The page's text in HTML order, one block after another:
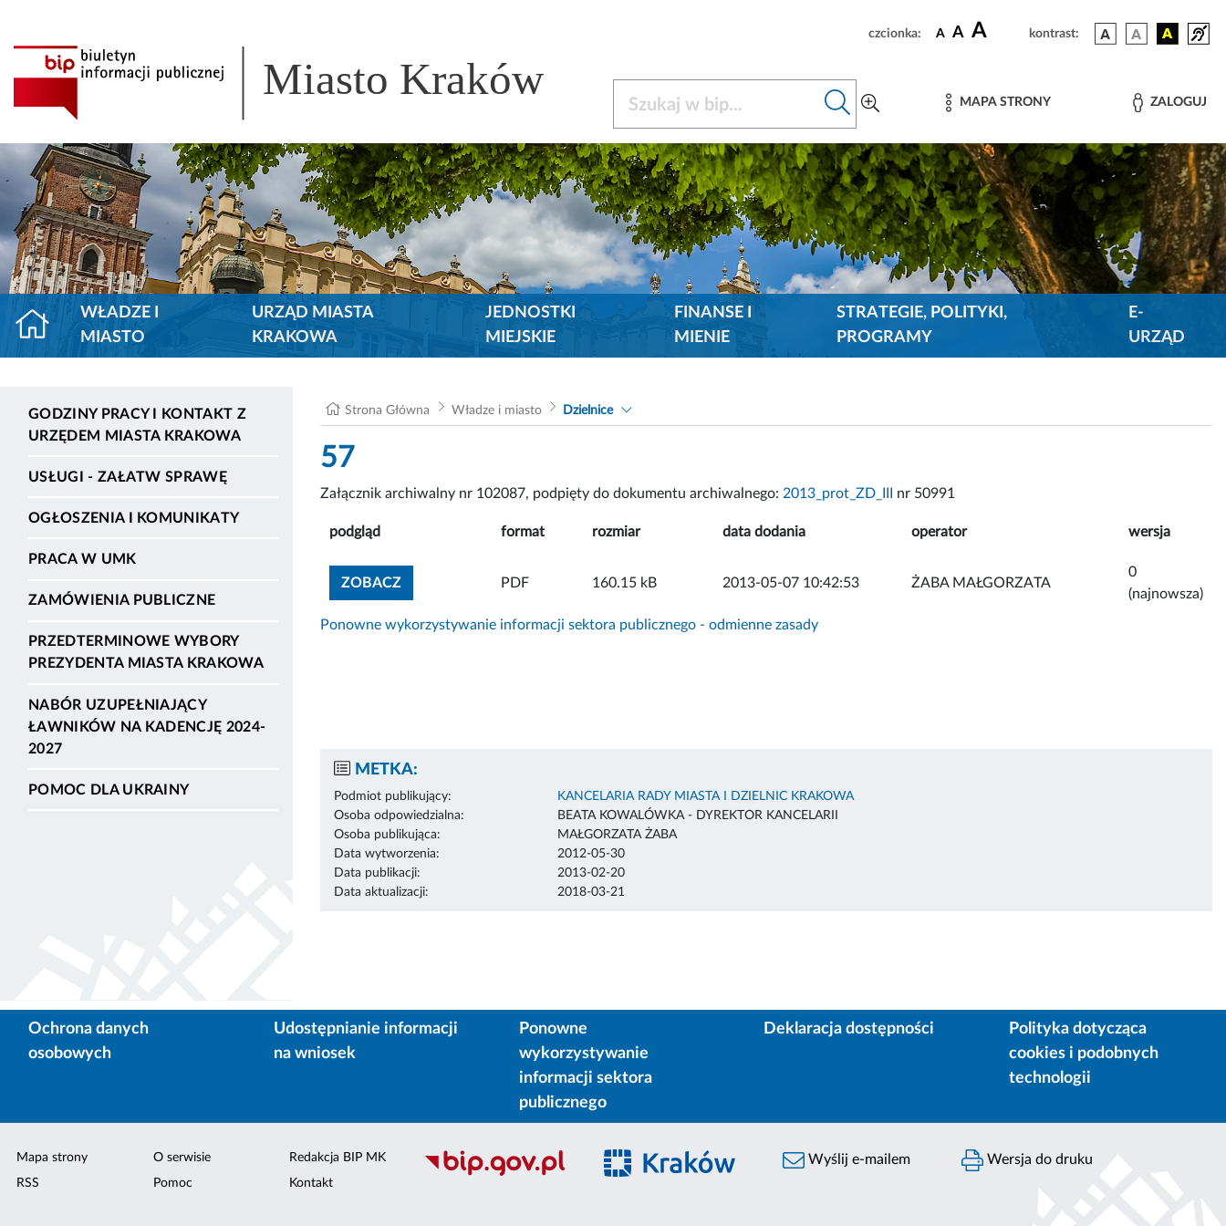
czcionka: A A A kontrast:
Miasto Kraków MAPA STRONY ZALOGUJ
WŁADZE I
MIASTO
URZĄD MIASTA
KRAKOWA
JEDNOSTKI
MIEJSKIE
FINANSE I
MIENIE
STRATEGIE, POLITYKI,
PROGRAMY
E-
URZĄD
GODZINY PRACY I KONTAKT Z
URZĘDEM MIASTA KRAKOWA
USŁUGI - ZAŁATW SPRAWĘ
OGŁOSZENIA I KOMUNIKATY
PRACA W UMK
ZAMÓWIENIA PUBLICZNE
PRZEDTERMINOWE WYBORY
PREZYDENTA MIASTA KRAKOWA
NABÓR UZUPEŁNIAJĄCY
ŁAWNIKÓW NA KADENCJĘ 2024-
2027
POMOC DLA UKRAINY
Strona Główna Władze i miasto Dzielnice
57
Załącznik archiwalny nr 102087, podpięty do dokumentu archiwalnego: 2013_prot_ZD_III nr 50991
podgląd format rozmiar data dodania operator wersja
ZOBACZZOBACZ ZAŁĄCZNIK
PDF 160.15 kB 2013-05-07 10:42:53 ŻABA MAŁGORZATA
0
(najnowsza)
Ponowne wykorzystywanie informacji sektora publicznego - odmienne zasady
METKA:
Podmiot publikujący:
KANCELARIA RADY MIASTA I DZIELNIC KRAKOWA
Osoba odpowiedzialna:
BEATA KOWALÓWKA - DYREKTOR KANCELARII
Osoba publikująca:
MAŁGORZATA ŻABA
Data wytworzenia:
2012-05-30
Data publikacji:
2013-02-20
Data aktualizacji:
2018-03-21
Ochrona danych
osobowych
Udostępnianie informacji
na wniosek
Ponowne
wykorzystywanie
informacji sektora
publicznego
Deklaracja dostępności
Polityka dotycząca
cookies i podobnych
technologii
Mapa strony
RSS
O serwisie
Pomoc
Redakcja BIP MK
Kontakt
Wyślij e-mailem Wersja do druku